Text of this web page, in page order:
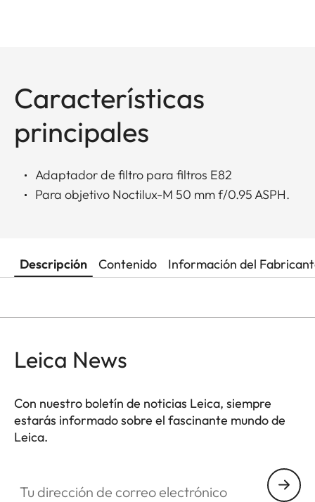
Características
principales
Adaptador de filtro para filtros E82
Para objetivo Noctilux-M 50 mm f/0.95 ASPH.
Descripción Contenido Información del
Leica News
Con nuestro boletín de noticias Leica, siempre
estarás informado sobre el fascinante mundo de
Leica.